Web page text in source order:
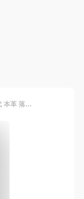
iPhone14 ケース iPhone13 iPhoneSE 第2世代 本革 落下防止 レザー iPhone12 pro max mini iPhone8 背面ベルト ロングストラップ 付属 カードポケット スタンド機能 メンズ レディース スマホケース iPhoneケース ギフト おしゃれ 大人 可愛い アイフォン HANATORA ハナトラ